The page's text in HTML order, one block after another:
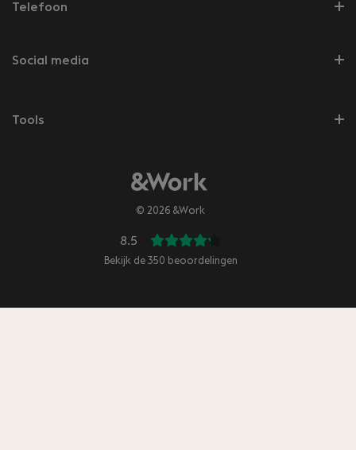
Telefoon
Social media
Tools
© 2026 &Work
8.5
Bekijk de 350 beoordelingen